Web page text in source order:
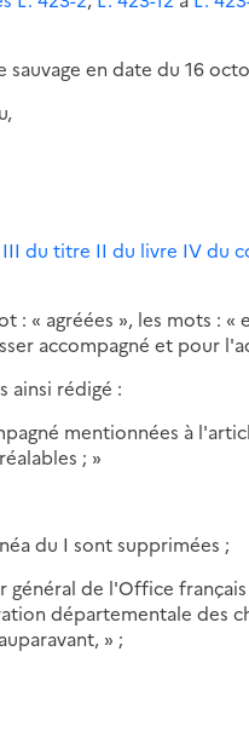
en date du 16
du titre II du livre IV du
: « agréées », les mots : «
accompagné et pour
ainsi rédigé :
mentionnées à
; »
du I sont supprimées ;
général de l'Office
départementale des
» ;